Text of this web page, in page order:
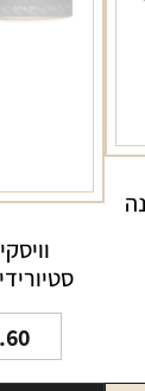
12 שנה
סטיורידייר